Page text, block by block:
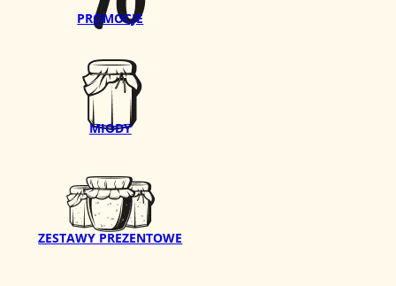
PROMOCJE
MIODY
ZESTAWY PREZENTOWE